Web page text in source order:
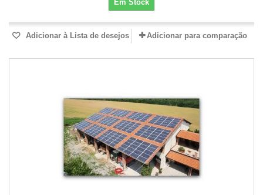
Em Stock
Adicionar à Lista de desejos Adicionar para comparação